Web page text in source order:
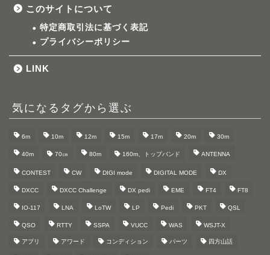
このサイトについて
特定商取引法に基づく表記
プライバシーポリシー
LINK
気になるタグから選ぶ
6m 10m 12m 15m 17m 20m 30m
40m 70㎝ 80m 160m、トップバンド ANTENNA
CONTEST CW DIGI mode DIGITAL MODE DX
DXCC DXCC Challenge DX pedi EME FT4 FT8
IO-117 LNA LoTW LP Pedi PKT QSL
QSO RTTY SSPA VUCC WAS WSJT-X
アプリ アワード コンディション パーツ 四方山話